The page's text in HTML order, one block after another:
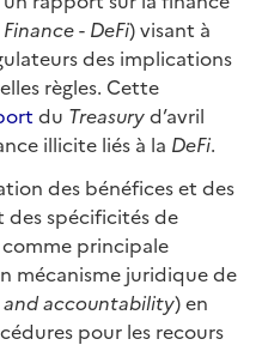
- DeFi) visant à
des implications
règles. Cette
du Treasuryd’avril
illicite liés à la DeFi.
des bénéfices et des
spécificités de
principale
mécanisme juridique de
accountability) en
pour les recours